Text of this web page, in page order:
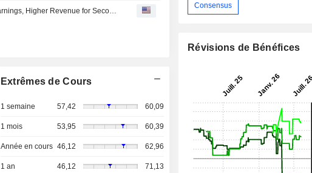
GFL Environmental Posts Lower Adjusted Earnings, Higher Revenue for Second Quarter; Full-year Outlook Raised
Extrêmes de Cours
1 semaine 57,42 60,09
1 mois 53,95 60,39
Année en cours 46,12 62,96
1 an 46,12 71,13
Consensus
Révisions de Bénéfices